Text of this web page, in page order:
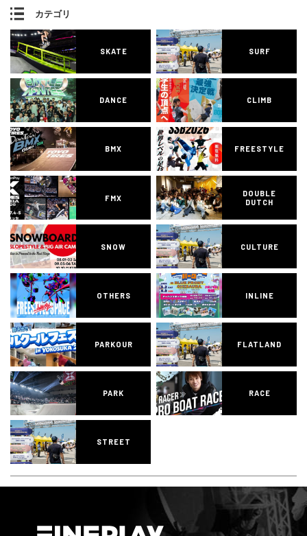
カテゴリ
SKATE SURF
DANCE CLIMB
BMX FREESTYLE
FMX
DOUBLE
DUTCH
SNOW CULTURE
OTHERS INLINE
PARKOUR FLATLAND
PARK RACE
STREET